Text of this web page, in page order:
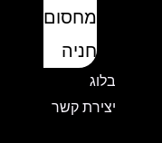
מחסום
חניה
יצירת קשר